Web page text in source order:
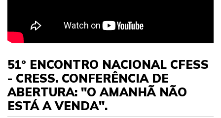
51º ENCONTRO NACIONAL CFESS
- CRESS. CONFERÊNCIA DE
ABERTURA: "O AMANHÃ NÃO
ESTÁ A VENDA".